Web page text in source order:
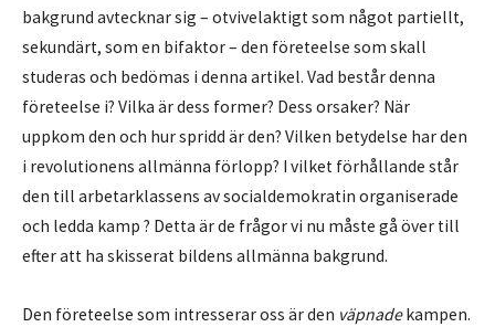
bakgrund avtecknar sig – otvivelaktigt som något partiellt,
sekundärt, som en bifaktor – den företeelse som skall
studeras och bedömas i denna artikel. Vad består denna
företeelse i? Vilka är dess former? Dess orsaker? När
uppkom den och hur spridd är den? Vilken betydelse har den
i revolutionens allmänna förlopp? I vilket förhållande står
den till arbetarklassens av socialdemokratin organiserade
och ledda kamp ? Detta är de frågor vi nu måste gå över till
efter att ha skisserat bildens allmänna bakgrund.
Den företeelse som intresserar oss är den väpnadekampen.